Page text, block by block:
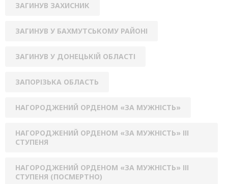
ЗАГИНУВ ЗАХИСНИК
ЗАГИНУВ У БАХМУТСЬКОМУ РАЙОНІ
ЗАГИНУВ У ДОНЕЦЬКІЙ ОБЛАСТІ
ЗАПОРІЗЬКА ОБЛАСТЬ
НАГОРОДЖЕНИЙ ОРДЕНОМ «ЗА МУЖНІСТЬ»
НАГОРОДЖЕНИЙ ОРДЕНОМ «ЗА МУЖНІСТЬ» ІІІ
СТУПЕНЯ
НАГОРОДЖЕНИЙ ОРДЕНОМ «ЗА МУЖНІСТЬ» ІІІ
СТУПЕНЯ (ПОСМЕРТНО)